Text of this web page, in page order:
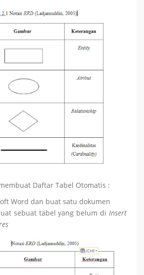
Daftar Tabel Otomatis :
Word dan buat satu dokumen
sebuat tabel yang belum di Insert